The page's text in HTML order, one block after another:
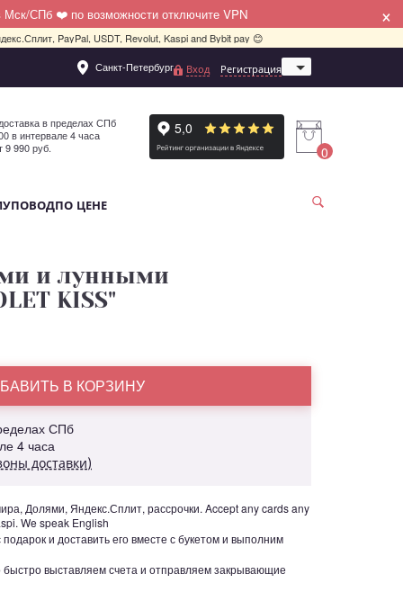
Мск/СПб ❤️ по возможности отключите VPN ×
PayPal, USDT, Revolut, Kaspi and Bybit pay 😊
Санкт-Петербург
Москва
Вход Регистрация
в пределах СПб
в интервале 4 часа
9 990 руб.
0
ПОВОДПО ЦЕНЕ
и лунными
KISS"
В КОРЗИНУ
СПб
4 часа
доставки)
Долями, Яндекс.Сплит, рассрочки. Accept any cards any
We speak English
подарок и доставить его вместе с букетом и выполним
выставляем счета и отправляем закрывающие